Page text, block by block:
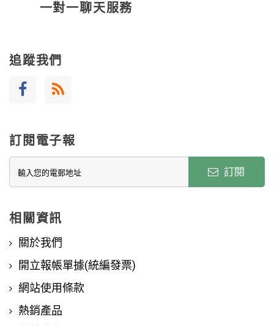
一對一聊天服務
追蹤我們
訂閱電子報
訂閱
相關資訊
關於我們
開立報帳單據(統編發票)
網站使用條款
熱銷產品